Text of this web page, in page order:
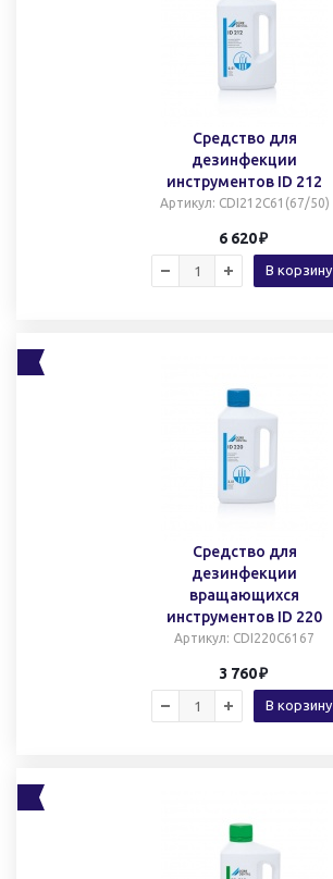
Средство для
дезинфекции
инструментов ID 212
Артикул: CDI212C61(67/50)
6 620
В корзину
Средство для
дезинфекции
вращающихся
инструментов ID 220
Артикул: CDI220C6167
3 760
В корзину